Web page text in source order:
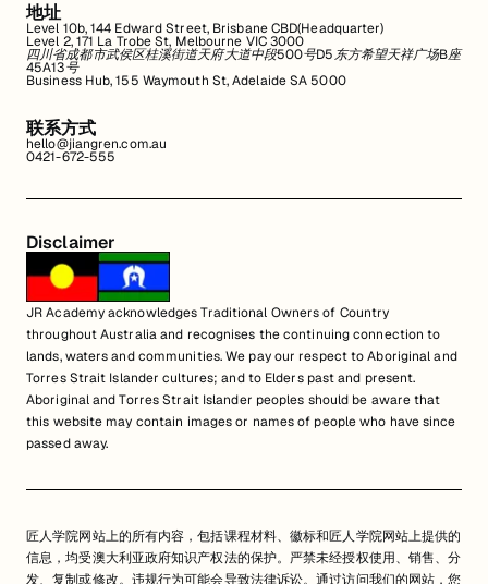
地址
Level 10b, 144 Edward Street, Brisbane CBD(Headquarter)
Level 2, 171 La Trobe St, Melbourne VIC 3000
四川省成都市武侯区桂溪街道天府大道中段500号D5东方希望天祥广场B座
45A13号
Business Hub, 155 Waymouth St, Adelaide SA 5000
联系方式
hello@jiangren.com.au
0421-672-555
Disclaimer
JR Academy acknowledges Traditional Owners of Country
throughout Australia and recognises the continuing connection to
lands, waters and communities. We pay our respect to Aboriginal and
Torres Strait Islander cultures; and to Elders past and present.
Aboriginal and Torres Strait Islander peoples should be aware that
this website may contain images or names of people who have since
passed away.
匠人学院网站上的所有内容，包括课程材料、徽标和匠人学院网站上提供的
信息，均受澳大利亚政府知识产权法的保护。严禁未经授权使用、销售、分
发、复制或修改。违规行为可能会导致法律诉讼。通过访问我们的网站，您